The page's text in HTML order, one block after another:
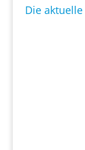
Die